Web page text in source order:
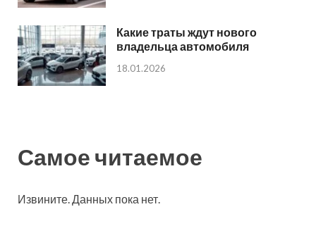
Какие траты ждут нового
владельца автомобиля
18.01.2026
Самое читаемое
Извините. Данных пока нет.